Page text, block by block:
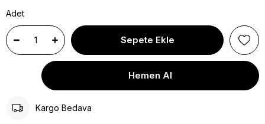
Adet
Kargo Bedava